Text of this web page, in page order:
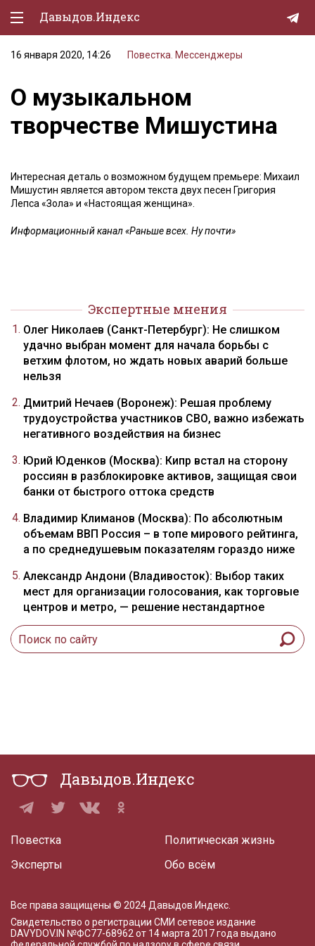
Давыдов.Индекс
Политическая жизнь
Экономика
Природа
Спорт
Культура
Lifestyle
16 января 2020, 14:26 Повестка. Мессенджеры
О музыкальном
творчестве Мишустина
Интересная деталь о возможном будущем премьере: Михаил
Мишустин является автором текста двух песен Григория
Лепса «Зола» и «Настоящая женщина».
Информационный канал «Раньше всех. Ну почти»
Экспертные мнения
Олег Николаев (Санкт-Петербург): Не слишком
удачно выбран момент для начала борьбы с
ветхим флотом, но ждать новых аварий больше
нельзя
Дмитрий Нечаев (Воронеж): Решая проблему
трудоустройства участников СВО, важно избежать
негативного воздействия на бизнес
Юрий Юденков (Москва): Кипр встал на сторону
россиян в разблокировке активов, защищая свои
банки от быстрого оттока средств
Владимир Климанов (Москва): По абсолютным
объемам ВВП Россия – в топе мирового рейтинга,
а по среднедушевым показателям гораздо ниже
Александр Андони (Владивосток): Выбор таких
мест для организации голосования, как торговые
центров и метро, — решение нестандартное
Давыдов.Индекс
Повестка
Эксперты
Политическая жизнь
Обо всём
Все права защищены © 2024 Давыдов.Индекс.
Свидетельство о регистрации СМИ сетевое издание
DAVYDOV.IN №ФС77-68962 от 14 марта 2017 года выдано